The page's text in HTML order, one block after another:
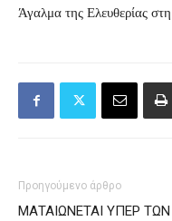
Άγαλμα της Ελευθερίας
Προηγούμενο άρθρο
ΜΑΤΑΙΩΝΕΤΑΙ ΥΠΕΡ ΤΩΝ